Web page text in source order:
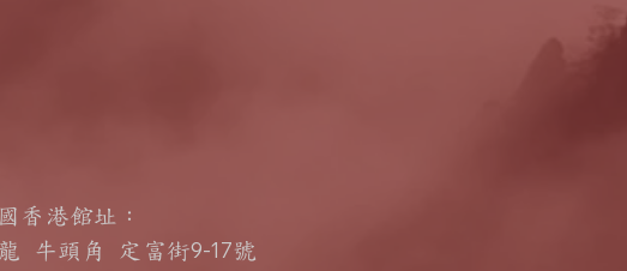
香港館址：
牛頭角 定富街9-17號